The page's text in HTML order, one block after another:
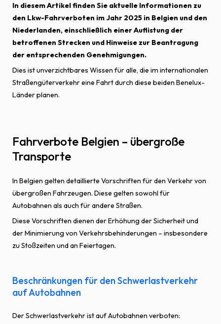
In diesem Artikel finden Sie aktuelle Informationen zu
den Lkw-Fahrverboten im Jahr 2025 in Belgien und den
Niederlanden, einschließlich einer Auflistung der
betroffenen Strecken und Hinweise zur Beantragung
der entsprechenden Genehmigungen.
Dies ist unverzichtbares Wissen für alle, die im internationalen
Straßengüterverkehr eine Fahrt durch diese beiden Benelux-
Länder planen.
Fahrverbote Belgien – übergroße
Transporte
In Belgien gelten detaillierte Vorschriften für den Verkehr von
übergroßen Fahrzeugen. Diese gelten sowohl für
Autobahnen als auch für andere Straßen.
Diese Vorschriften dienen der Erhöhung der Sicherheit und
der Minimierung von Verkehrsbehinderungen – insbesondere
zu Stoßzeiten und an Feiertagen.
Beschränkungen für den Schwerlastverkehr
auf Autobahnen
Der Schwerlastverkehr ist auf Autobahnen verboten: